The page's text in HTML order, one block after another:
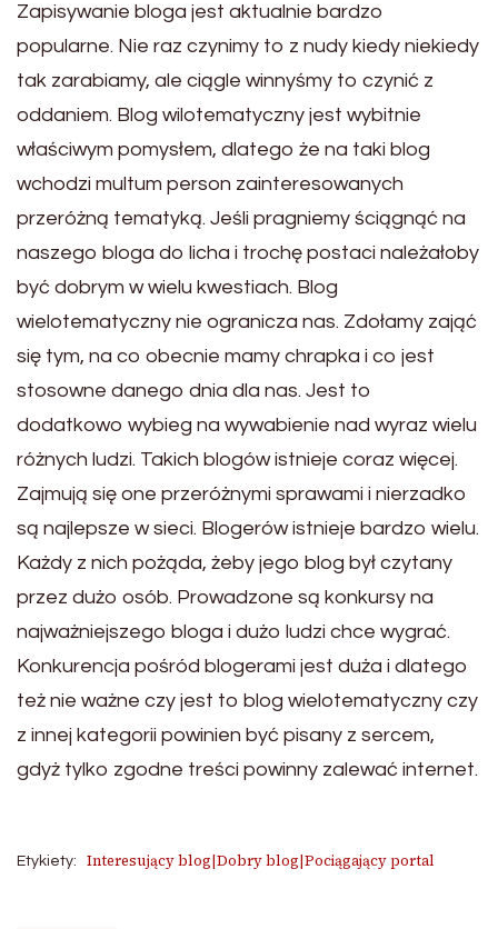
Zapisywanie bloga jest aktualnie bardzo
popularne. Nie raz czynimy to z nudy kiedy niekiedy
tak zarabiamy, ale ciągle winnyśmy to czynić z
oddaniem. Blog wilotematyczny jest wybitnie
właściwym pomysłem, dlatego że na taki blog
wchodzi multum person zainteresowanych
przeróżną tematyką. Jeśli pragniemy ściągnąć na
naszego bloga do licha i trochę postaci należałoby
być dobrym w wielu kwestiach. Blog
wielotematyczny nie ogranicza nas. Zdołamy zająć
się tym, na co obecnie mamy chrapka i co jest
stosowne danego dnia dla nas. Jest to
dodatkowo wybieg na wywabienie nad wyraz wielu
różnych ludzi. Takich blogów istnieje coraz więcej.
Zajmują się one przeróżnymi sprawami i nierzadko
są najlepsze w sieci. Blogerów istnieje bardzo wielu.
Każdy z nich pożąda, żeby jego blog był czytany
przez dużo osób. Prowadzone są konkursy na
najważniejszego bloga i dużo ludzi chce wygrać.
Konkurencja pośród blogerami jest duża i dlatego
też nie ważne czy jest to blog wielotematyczny czy
z innej kategorii powinien być pisany z sercem,
gdyż tylko zgodne treści powinny zalewać internet.
Etykiety: Interesujący blog|Dobry blog|Pociągający portal